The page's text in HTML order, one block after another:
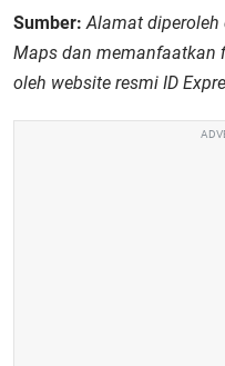
Sumber: Alamat diperoleh
Maps dan memanfaatkan
oleh website resmi ID